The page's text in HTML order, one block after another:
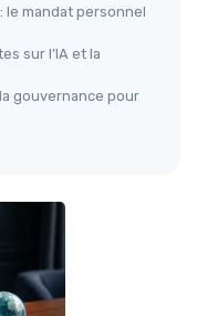
le mandat personnel
sur l’IA et la
gouvernance pour